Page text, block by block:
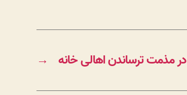
→ مذمت ترساندن اهالی خانه